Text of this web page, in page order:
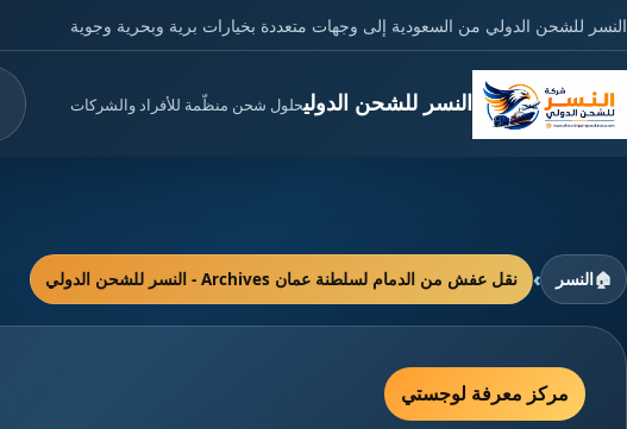
النسر للشحن الدولي من السعودية إلى وجهات متعددة بخيارات برية وبحرية وجوية
النسر للشحن الدوليحلول شحن منظّمة للأفراد والشركات
🏠النسر › نقل عفش من الدمام لسلطنة عمان Archives - النسر للشحن الدولي
مركز معرفة لوجستي